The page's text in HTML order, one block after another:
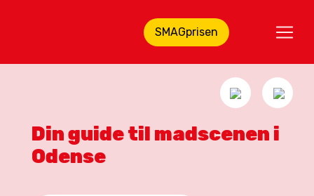
SMAGprisen
Din guide til madscenen i
Odense